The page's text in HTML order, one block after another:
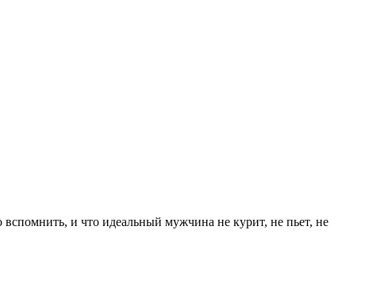
и что идеальный мужчина не курит, не пьет, не